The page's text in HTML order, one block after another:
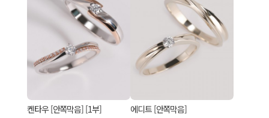
켄타우 [안쪽막음] [1부] 에디트 [안쪽막음]